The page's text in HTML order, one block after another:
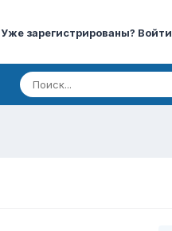
Уже зарегистрированы? Войти